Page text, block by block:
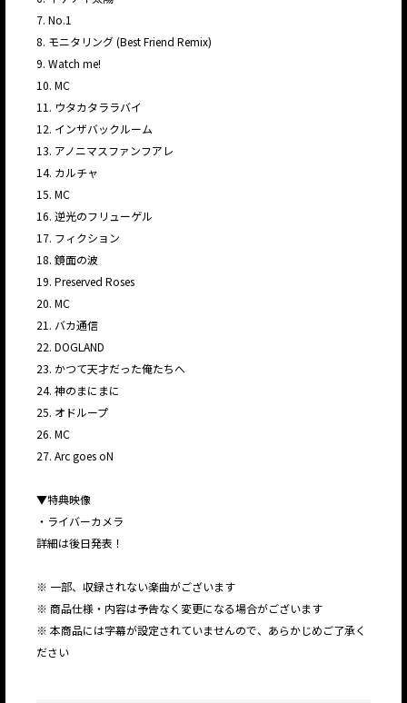
7. No.1
8. モニタリング (Best Friend Remix)
9. Watch me!
10. MC
11. ウタカタララバイ
12. インザバックルーム
13. アノニマスファンフアレ
14. カルチャ
15. MC
16. 逆光のフリューゲル
17. フィクション
18. 鏡面の波
19. Preserved Roses
20. MC
21. バカ通信
22. DOGLAND
23. かつて天才だった俺たちへ
24. 神のまにまに
25. オドループ
26. MC
27. Arc goes oN
▼特典映像
・ライバーカメラ
詳細は後日発表！
※ 一部、収録されない楽曲がございます
※ 商品仕様・内容は予告なく変更になる場合がございます
※ 本商品には字幕が設定されていませんので、あらかじめご了承く
ださい